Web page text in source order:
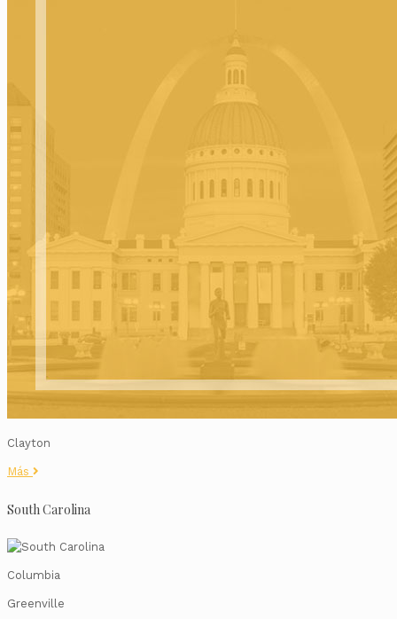
Clayton
Más
South Carolina
Columbia
Greenville